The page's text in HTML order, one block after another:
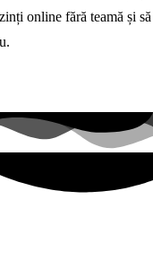
online fără teamă și să